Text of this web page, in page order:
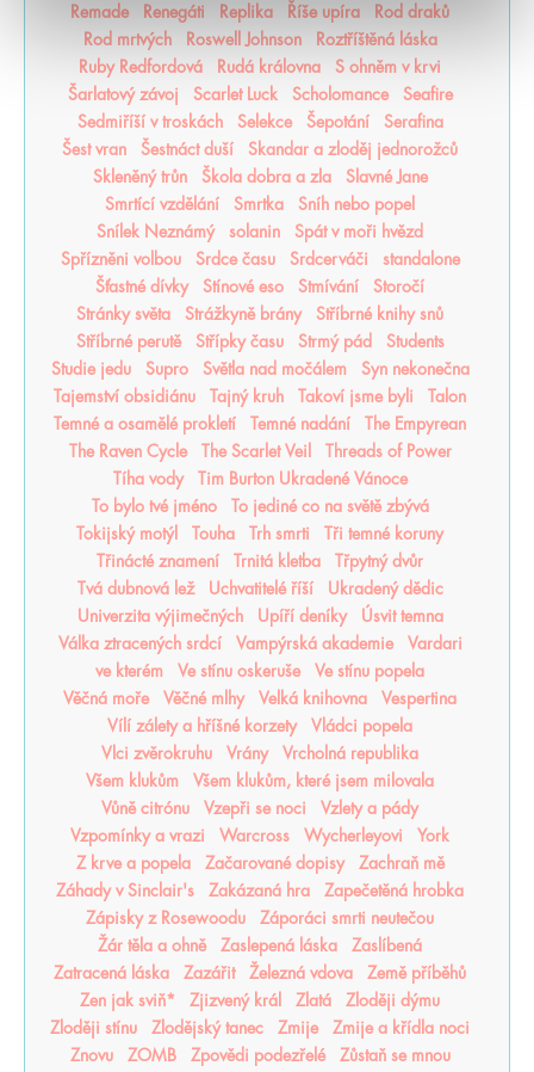
Remade
Renegáti Replika Říše upíra
Rod draků
Rod mrtvých
Roswell Johnson
Roztříštěná láska
Ruby Redfordová
Rudá královna
S ohněm v krvi
Šarlatový závoj
Scarlet Luck Scholomance
Seafire
Sedmiříší v troskách
Selekce Šepotání
Serafina
Šest vran
Šestnáct duší
Skandar a zloděj jednorožců
Skleněný trůn
Škola dobra a zla
Slavné Jane
Smrtící vzdělání
Smrtka
Sníh nebo popel
Snílek Neznámý
solanin
Spát v moři hvězd
Spřízněni volbou
Srdce času Srdcerváči
standalone
Šťastné dívky
Stínové eso Stmívání
Storočí
Stránky světa
Strážkyně brány
Stříbrné knihy snů
Stříbrné perutě
Střípky času Strmý pád
Students
Studie jedu
Supro Světla nad močálem
Syn nekonečna
Tajemství obsidiánu
Tajný kruh Takoví jsme byli
Talon
Temné a osamělé prokletí
Temné nadání
The Empyrean
The Raven Cycle
The Scarlet Veil
Threads of Power
Tíha vody
Tim Burton Ukradené Vánoce
To bylo tvé jméno
To jediné co na světě zbývá
Tokijský motýl
Touha Trh smrti
Tři temné koruny
Třinácté znamení
Trnitá kletba
Třpytný dvůr
Tvá dubnová lež
Uchvatitelé říší
Ukradený dědic
Univerzita výjimečných
Upíří deníky
Úsvit temna
Válka ztracených srdcí
Vampýrská akademie
Vardari
ve kterém
Ve stínu oskeruše
Ve stínu popela
Věčná moře
Věčné mlhy Velká knihovna
Vespertina
Vílí zálety a hříšné korzety
Vládci popela
Vlci zvěrokruhu
Vrány
Vrcholná republika
Všem klukům
Všem klukům, které jsem milovala
Vůně citrónu
Vzepři se noci
Vzlety a pády
Vzpomínky a vrazi
Warcross Wycherleyovi
York
Z krve a popela
Začarované dopisy
Zachraň mě
Záhady v Sinclair's
Zakázaná hra
Zapečetěná hrobka
Zápisky z Rosewoodu
Záporáci smrti neutečou
Žár těla a ohně
Zaslepená láska
Zaslíbená
Zatracená láska
Zazářit Železná vdova
Země příběhů
Zen jak sviň*
Zjizvený král Zlatá
Zloději dýmu
Zloději stínu
Zlodějský tanec Zmije
Zmije a křídla noci
Znovu
ZOMB Zpovědi podezřelé
Zůstaň se mnou